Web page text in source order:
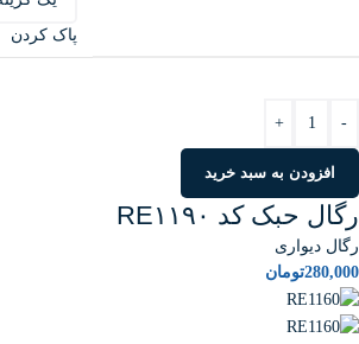
پاک کردن
-
+
افزودن به سبد خرید
رگال حبک کد RE۱۱۹۰
رگال دیواری
280,000تومان